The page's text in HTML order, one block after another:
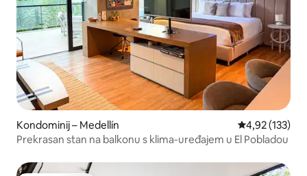
Kondominij – Medellín Prosječna
4,92 (133)
Prekrasan stan na balkonu s klima-uređajem u El Pobladou